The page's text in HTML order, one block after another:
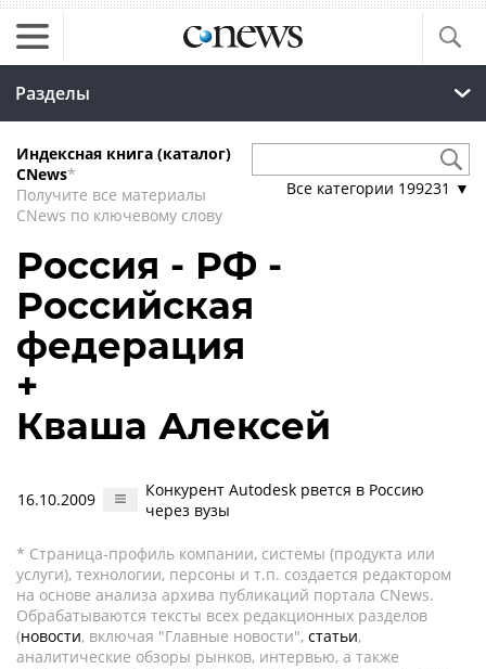
Разделы
Индексная книга (каталог)
CNews*
Получите все материалы
CNews по ключевому слову
Все категории 199231 ▼
Россия - РФ -
Российская
федерация
+
Кваша Алексей
16.10.2009
Конкурент Autodesk рвется в Россию
через вузы
* Страница-профиль компании, системы (продукта или
услуги), технологии, персоны и т.п. создается редактором
на основе анализа архива публикаций портала CNews.
Обрабатываются тексты всех редакционных разделов
(новости, включая "Главные новости", статьи,
аналитические обзоры рынков, интервью, а также